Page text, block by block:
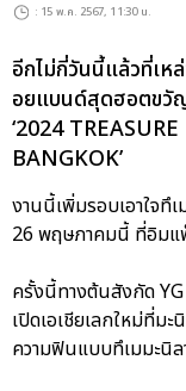
: 15 พ.ค. 2567, 11:30 น.
อีกไม่กี่วันนี้แล้วที่เห
อยแบนด์สุดฮอตขวัญ
‘2024
BANGKOK’
งานนี้เพิ่มรอบเอาใจทึ
26 พฤษภาคมนี้ ที่อิมแ
ครั้งนี้ทางต้นสังกัด
เปิดเอเชียเลกใหม่ที่มะ
ความฟินแบบทึเมมะนิล